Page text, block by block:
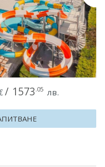
/ 1573.05 лв.